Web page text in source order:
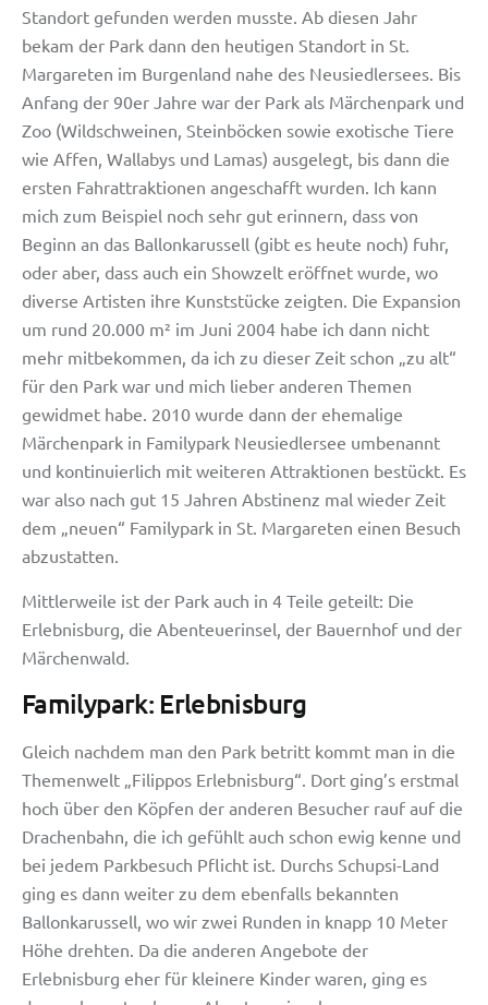
Standort gefunden werden musste. Ab diesen Jahr
bekam der Park dann den heutigen Standort in St.
Margareten im Burgenland nahe des Neusiedlersees. Bis
Anfang der 90er Jahre war der Park als Märchenpark und
Zoo (Wildschweinen, Steinböcken sowie exotische Tiere
wie Affen, Wallabys und Lamas) ausgelegt, bis dann die
ersten Fahrattraktionen angeschafft wurden. Ich kann
mich zum Beispiel noch sehr gut erinnern, dass von
Beginn an das Ballonkarussell (gibt es heute noch) fuhr,
oder aber, dass auch ein Showzelt eröffnet wurde, wo
diverse Artisten ihre Kunststücke zeigten. Die Expansion
um rund 20.000 m² im Juni 2004 habe ich dann nicht
mehr mitbekommen, da ich zu dieser Zeit schon „zu alt“
für den Park war und mich lieber anderen Themen
gewidmet habe. 2010 wurde dann der ehemalige
Märchenpark in Familypark Neusiedlersee umbenannt
und kontinuierlich mit weiteren Attraktionen bestückt. Es
war also nach gut 15 Jahren Abstinenz mal wieder Zeit
dem „neuen“ Familypark in St. Margareten einen Besuch
abzustatten.
Mittlerweile ist der Park auch in 4 Teile geteilt: Die
Erlebnisburg, die Abenteuerinsel, der Bauernhof und der
Märchenwald.
Familypark: Erlebnisburg
Gleich nachdem man den Park betritt kommt man in die
Themenwelt „Filippos Erlebnisburg“. Dort ging’s erstmal
hoch über den Köpfen der anderen Besucher rauf auf die
Drachenbahn, die ich gefühlt auch schon ewig kenne und
bei jedem Parkbesuch Pflicht ist. Durchs Schupsi-Land
ging es dann weiter zu dem ebenfalls bekannten
Ballonkarussell, wo wir zwei Runden in knapp 10 Meter
Höhe drehten. Da die anderen Angebote der
Erlebnisburg eher für kleinere Kinder waren, ging es